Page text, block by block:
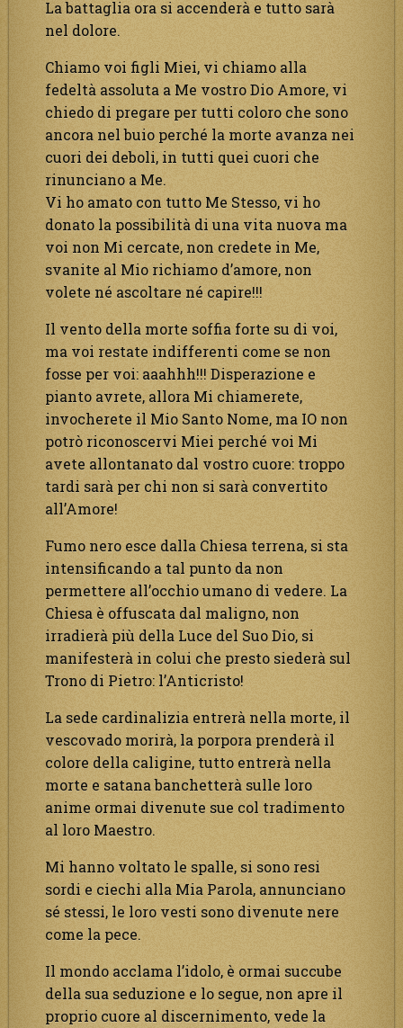
La battaglia ora si accenderà e tutto sarà
nel dolore.
Chiamo voi figli Miei, vi chiamo alla
fedeltà assoluta a Me vostro Dio Amore, vi
chiedo di pregare per tutti coloro che sono
ancora nel buio perché la morte avanza nei
cuori dei deboli, in tutti quei cuori che
rinunciano a Me.
Vi ho amato con tutto Me Stesso, vi ho
donato la possibilità di una vita nuova ma
voi non Mi cercate, non credete in Me,
svanite al Mio richiamo d’amore, non
volete né ascoltare né capire!!!
Il vento della morte soffia forte su di voi,
ma voi restate indifferenti come se non
fosse per voi: aaahhh!!! Disperazione e
pianto avrete, allora Mi chiamerete,
invocherete il Mio Santo Nome, ma IO non
potrò riconoscervi Miei perché voi Mi
avete allontanato dal vostro cuore: troppo
tardi sarà per chi non si sarà convertito
all’Amore!
Fumo nero esce dalla Chiesa terrena, si sta
intensificando a tal punto da non
permettere all’occhio umano di vedere. La
Chiesa è offuscata dal maligno, non
irradierà più della Luce del Suo Dio, si
manifesterà in colui che presto siederà sul
Trono di Pietro: l’Anticristo!
La sede cardinalizia entrerà nella morte, il
vescovado morirà, la porpora prenderà il
colore della caligine, tutto entrerà nella
morte e satana banchetterà sulle loro
anime ormai divenute sue col tradimento
al loro Maestro.
Mi hanno voltato le spalle, si sono resi
sordi e ciechi alla Mia Parola, annunciano
sé stessi, le loro vesti sono divenute nere
come la pece.
Il mondo acclama l’idolo, è ormai succube
della sua seduzione e lo segue, non apre il
proprio cuore al discernimento, vede la